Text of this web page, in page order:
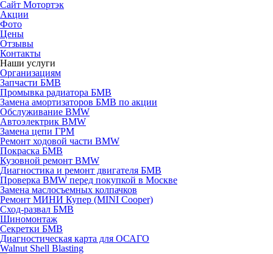
Сайт Мотортэк
Акции
Фото
Цены
Отзывы
Контакты
Наши услуги
Организациям
Запчасти БМВ
Промывка радиатора БМВ
Замена амортизаторов БМВ по акции
Обслуживание BMW
Автоэлектрик BMW
Замена цепи ГРМ
Ремонт ходовой части BMW
Покраска БМВ
Кузовной ремонт BMW
Диагностика и ремонт двигателя БМВ
Проверка BMW перед покупкой в Москве
Замена маслосъемных колпачков
Ремонт МИНИ Купер (MINI Cooper)
Сход-развал БМВ
Шиномонтаж
Секретки БМВ
Диагностическая карта для ОСАГО
Walnut Shell Blasting